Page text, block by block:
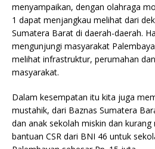
menyampaikan, dengan olahraga
1 dapat menjangkau melihat dari
Sumatera Barat di daerah-daerah.
mengunjungi masyarakat
melihat infrastruktur, perumahan
masyarakat.
Dalam kesempatan itu kita juga
mustahik, dari Baznas Sumatera
dan anak sekolah miskin dan
bantuan CSR dari BNI 46 untuk